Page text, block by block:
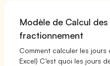
Modèle de Calcul
fractionnement
Comment calculer les
Excel) C’est quoi les jours